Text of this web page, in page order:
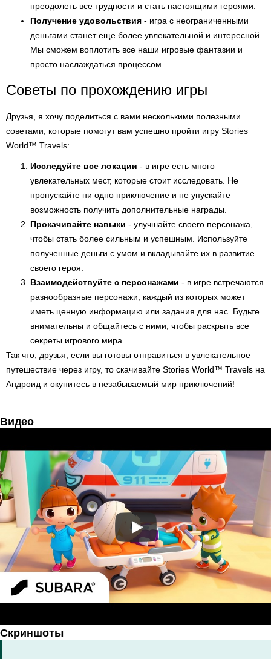
преодолеть все трудности и стать настоящими героями.
Получение удовольствия - игра с неограниченными
деньгами станет еще более увлекательной и интересной.
Мы сможем воплотить все наши игровые фантазии и
просто наслаждаться процессом.
Советы по прохождению игры
Друзья, я хочу поделиться с вами несколькими полезными
советами, которые помогут вам успешно пройти игру Stories
World™ Travels:
Исследуйте все локации - в игре есть много
увлекательных мест, которые стоит исследовать. Не
пропускайте ни одно приключение и не упускайте
возможность получить дополнительные награды.
Прокачивайте навыки - улучшайте своего персонажа,
чтобы стать более сильным и успешным. Используйте
полученные деньги с умом и вкладывайте их в развитие
своего героя.
Взаимодействуйте с персонажами - в игре встречаются
разнообразные персонажи, каждый из которых может
иметь ценную информацию или задания для нас. Будьте
внимательны и общайтесь с ними, чтобы раскрыть все
секреты игрового мира.
Так что, друзья, если вы готовы отправиться в увлекательное
путешествие через игру, то скачивайте Stories World™ Travels на
Андроид и окунитесь в незабываемый мир приключений!
Видео
Скриншоты